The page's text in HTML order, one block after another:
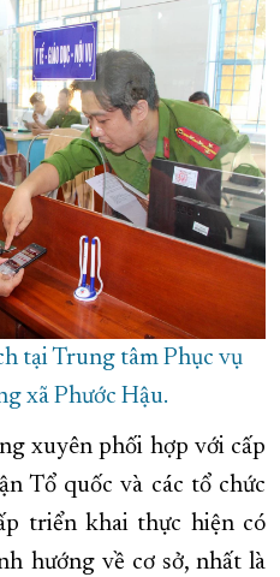
tại Trung tâm Phục vụ
xã Phước Hậu.
xuyên phối hợp với cấp
Tổ quốc và các tổ chức
triển khai thực hiện có
hướng về cơ sở, nhất là